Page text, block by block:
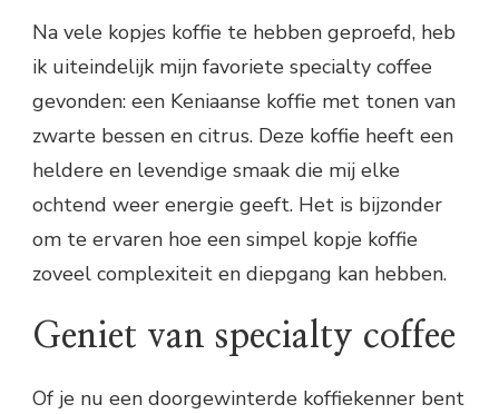
Na vele kopjes koffie te hebben geproefd, heb
ik uiteindelijk mijn favoriete specialty coffee
gevonden: een Keniaanse koffie met tonen van
zwarte bessen en citrus. Deze koffie heeft een
heldere en levendige smaak die mij elke
ochtend weer energie geeft. Het is bijzonder
om te ervaren hoe een simpel kopje koffie
zoveel complexiteit en diepgang kan hebben.
Geniet van specialty coffee
Of je nu een doorgewinterde koffiekenner bent